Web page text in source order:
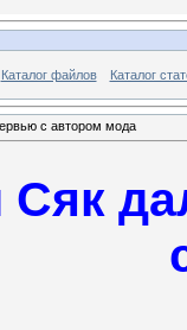
Каталог файлов Каталог
с автором мода